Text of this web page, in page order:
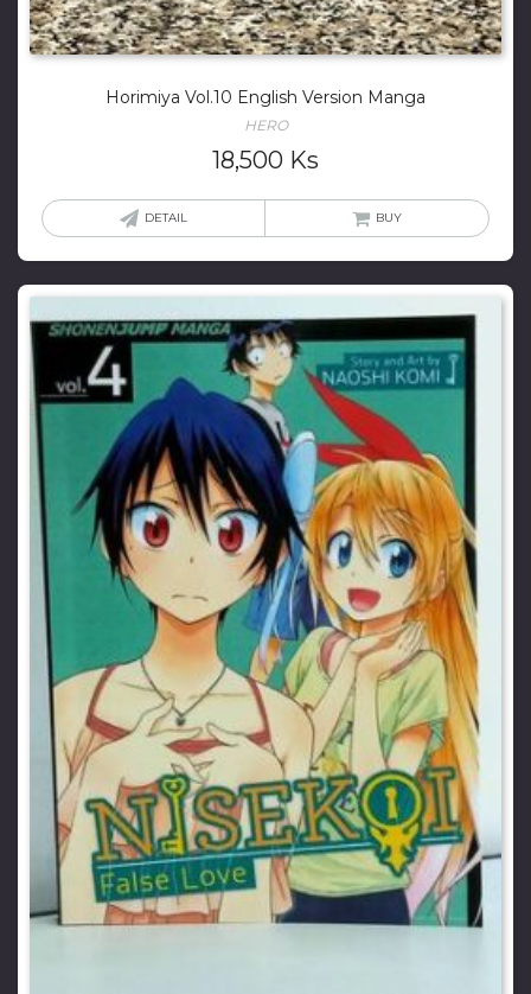
Horimiya Vol.10 English Version Manga
HERO
18,500 Ks
DETAIL BUY